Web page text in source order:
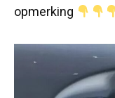
opmerking